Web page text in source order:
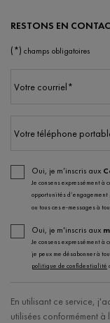
RESTONS EN
(*) champs obligatoires
Votre courriel*
Votre téléphone
Oui, je m’inscris aux
Je consens expressément à
opportunités d’engagement
ou tous ces e-messages à
Oui, je m'inscris aux
Je consens expressément à
je peux me désabonner à
politique de confidentialité
En utilisant ce service,
utilisées conformément à